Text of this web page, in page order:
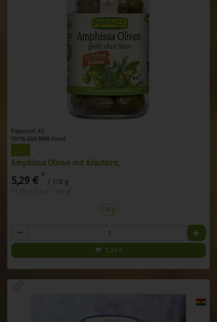
Rapunzel AG
100% kbA BNN-Herst
Amphissa Oliven mit Kräutern,
5,29 € * / 170 g
170 g
Anzahl
5,29 €